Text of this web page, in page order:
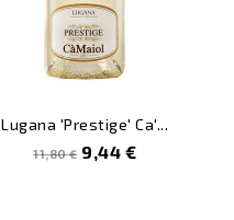
Lugana 'Prestige' Ca'...
Prezzo
11,80 € Prezzo
9,44 €